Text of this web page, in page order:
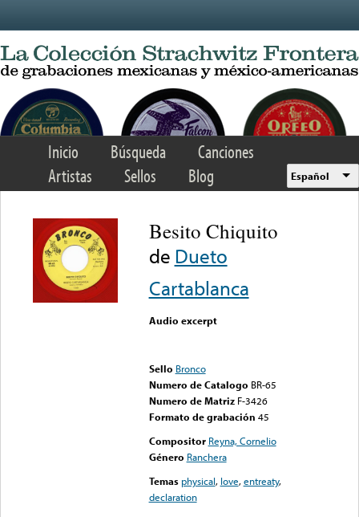
Inicio Búsqueda
Canciones
Artistas
Sellos Blog Español
Besito Chiquito
de Dueto
Cartablanca
Audio excerpt
Sello Bronco
Numero de Catalogo BR-65
Numero de Matriz F-3426
Formato de grabación 45
Compositor Reyna, Cornelio
Género Ranchera
Temas physical, love,entreaty,
declaration